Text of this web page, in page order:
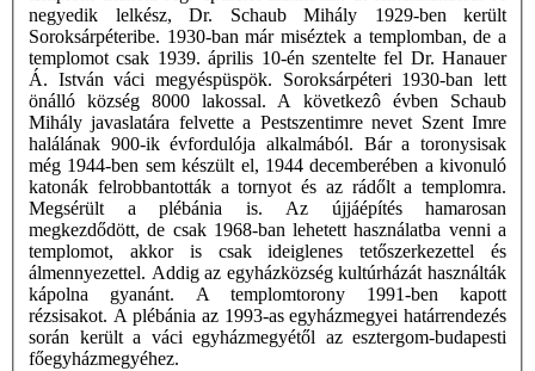
negyedik lelkész, Dr. Schaub Mihály 1929-ben került
Soroksárpéteribe. 1930-ban már miséztek a templomban, de a
templomot csak 1939. április 10-én szentelte fel Dr. Hanauer
Á. István váci megyéspüspök. Soroksárpéteri 1930-ban lett
önálló község 8000 lakossal. A következô évben Schaub
Mihály javaslatára felvette a Pestszentimre nevet Szent Imre
halálának 900-ik évfordulója alkalmából. Bár a toronysisak
még 1944-ben sem készült el, 1944 decemberében a kivonuló
katonák felrobbantották a tornyot és az rádőlt a templomra.
Megsérült a plébánia is. Az újjáépítés hamarosan
megkezdődött, de csak 1968-ban lehetett használatba venni a
templomot, akkor is csak ideiglenes tetőszerkezettel és
álmennyezettel. Addig az egyházközség kultúrházát használták
kápolna gyanánt. A templomtorony 1991-ben kapott
rézsisakot. A plébánia az 1993-as egyházmegyei határrendezés
során került a váci egyházmegyétől az esztergom-budapesti
főegyházmegyéhez.